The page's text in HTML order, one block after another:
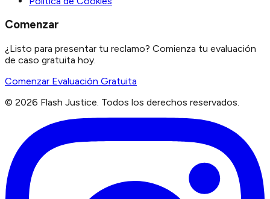
Comenzar
¿Listo para presentar tu reclamo? Comienza tu evaluación
de caso gratuita hoy.
Comenzar Evaluación Gratuita
© 2026 Flash Justice. Todos los derechos reservados.